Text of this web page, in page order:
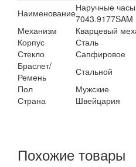
НаименованиеНаручные
7043.9177SAM
Механизм
Кварцевый
Корпус
Сталь
Стекло
Сапфировое
Браслет/
Ремень
Стальной
Пол
Мужские
Страна
Швейцария
Похожие товары